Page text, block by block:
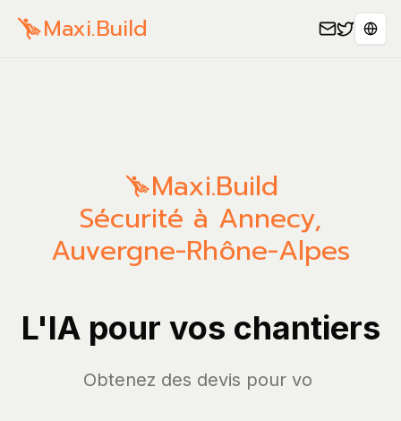
Maxi.Build
Maxi.Build
Sécurité à Annecy,
Auvergne-Rhône-Alpes
L'IA pour vos chantiers
Obtenez des d